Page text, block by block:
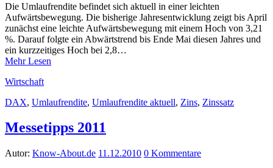
Die Umlaufrendite befindet sich aktuell in einer leichten
Aufwärtsbewegung. Die bisherige Jahresentwicklung zeigt bis April
zunächst eine leichte Aufwärtsbewegung mit einem Hoch von 3,21
%. Darauf folgte ein Abwärtstrend bis Ende Mai diesen Jahres und
ein kurzzeitiges Hoch bei 2,8…
Mehr Lesen
Wirtschaft
DAX, Umlaufrendite, Umlaufrendite aktuell, Zins, Zinssatz
Messetipps 2011
Autor: Know-About.de 11.12.2010 0 Kommentare